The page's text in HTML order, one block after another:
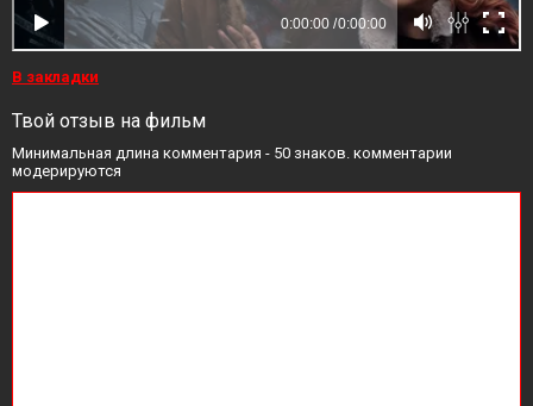
В закладки
Твой отзыв на фильм
Минимальная длина комментария - 50 знаков. комментарии
модерируются